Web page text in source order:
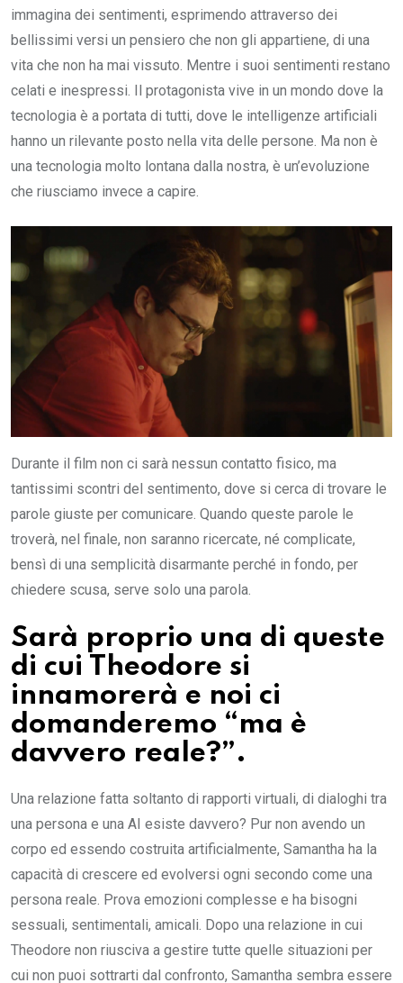
immagina dei sentimenti, esprimendo attraverso dei
bellissimi versi un pensiero che non gli appartiene, di una
vita che non ha mai vissuto. Mentre i suoi sentimenti restano
celati e inespressi. Il protagonista vive in un mondo dove la
tecnologia è a portata di tutti, dove le intelligenze artificiali
hanno un rilevante posto nella vita delle persone. Ma non è
una tecnologia molto lontana dalla nostra, è un’evoluzione
che riusciamo invece a capire.
Durante il film non ci sarà nessun contatto fisico, ma
tantissimi scontri del sentimento, dove si cerca di trovare le
parole giuste per comunicare. Quando queste parole le
troverà, nel finale, non saranno ricercate, né complicate,
bensì di una semplicità disarmante perché in fondo, per
chiedere scusa, serve solo una parola.
Sarà proprio una di queste
di cui Theodore si
innamorerà e noi ci
domanderemo “ma è
davvero reale?”.
Una relazione fatta soltanto di rapporti virtuali, di dialoghi tra
una persona e una AI esiste davvero? Pur non avendo un
corpo ed essendo costruita artificialmente, Samantha ha la
capacità di crescere ed evolversi ogni secondo come una
persona reale. Prova emozioni complesse e ha bisogni
sessuali, sentimentali, amicali. Dopo una relazione in cui
Theodore non riusciva a gestire tutte quelle situazioni per
cui non puoi sottrarti dal confronto, Samantha sembra essere